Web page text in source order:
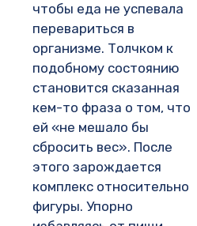
чтобы еда не успевала
перевариться в
организме. Толчком к
подобному состоянию
становится сказанная
кем-то фраза о том, что
ей «не мешало бы
сбросить вес». После
этого зарождается
комплекс относительно
фигуры. Упорно